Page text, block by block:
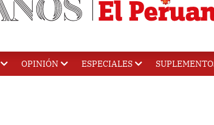
OPINIÓN ESPECIALES